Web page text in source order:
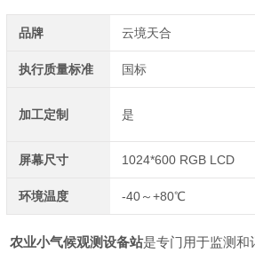
品牌 云境天合
执行质量标准 国标
加工定制 是
屏幕尺寸 1024*600 RGB LCD
环境温度 -40～+80℃
农业小气候观测设备站是专门用于监测和